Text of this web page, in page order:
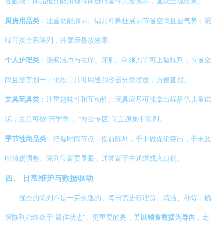
厨房用品类 ：注重功能演示。锅具可悬挂展示节省空间且显气势；碗
碟可按套系陈列，并展示叠放效果。
个人护理类 ：强调洁净与秩序。牙刷、剃须刀等可上墙陈列，节省空
间且整齐划一；化妆工具可用透明容器分类摆放，方便查找。
文具玩具类 ：注重趣味性和互动性。玩具应尽可能拿出样品供儿童试
玩；文具可按“开学季”、“办公专区”等主题集中陈列。
季节性商品类 ：把握时间节点，提前陈列，季中做促销突出，季末及
时清货调整。陈列位置要显眼，通常置于主通道或入口处。
四、 日常维护与数据驱动
优秀的陈列不是一劳永逸的。每日需进行理货、清洁、补货，确
保陈列始终处于“最佳状态”。更重要的是，要以销售数据为导向 ，定